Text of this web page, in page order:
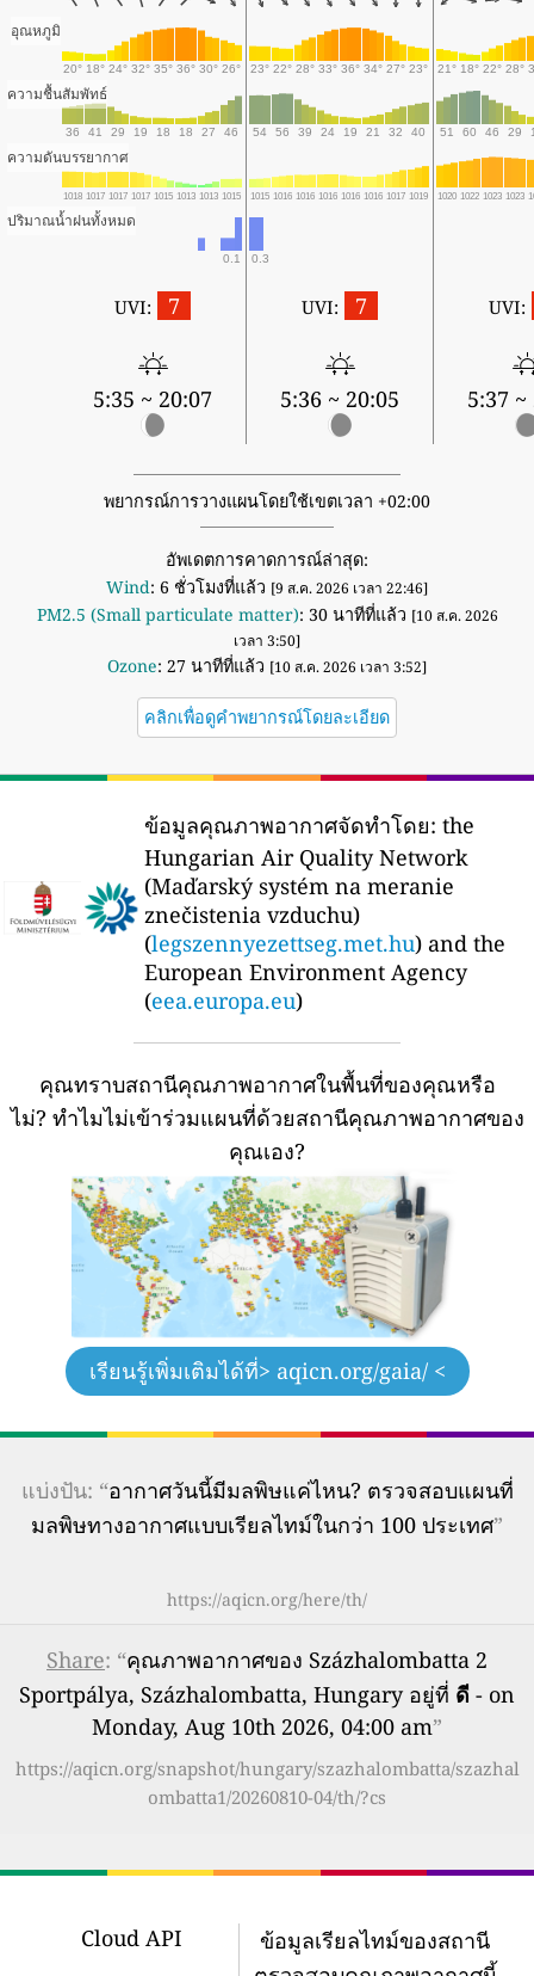
อุณหภูมิ
20° 18° 24° 32° 35° 36° 30° 26° 23° 22° 28° 33° 36° 34° 27° 23° 21° 18° 22° 28°
ความชื้นสัมพัทธ์
36 41 29 19 18 18 27 46 54 56 39 24 19 21 32 40 51 60 46 29
ความดันบรรยากาศ
1018 1017 1017 1017 1015 1013 1013 1015 1015 1016 1016 1016 1016 1016 1017 1019 1020 1022 1023 1023
ปริมาณน้ำฝนทั้งหมด
0.1 0.3
UVI: 7
5:35 ~ 20:07
UVI: 7
5:36 ~ 20:05
UVI:
5:37 ~
พยากรณ์การวางแผนโดยใช้เขตเวลา +02:00
อัพเดตการคาดการณ์ล่าสุด:
Wind: 6 ชั่วโมงที่แล้ว [9 ส.ค. 2026 เวลา 22:46]
PM2.5 (Small particulate matter): 30 นาทีที่แล้ว [10 ส.ค. 2026
เวลา 3:50]
Ozone: 27 นาทีที่แล้ว [10 ส.ค. 2026 เวลา 3:52]
คลิกเพื่อดูคำพยากรณ์โดยละเอียด
ข้อมูลคุณภาพอากาศจัดทำโดย: the
Hungarian Air Quality Network
(Maďarský systém na meranie
znečistenia vzduchu)
(legszennyezettseg.met.hu) and the
European Environment Agency
(eea.europa.eu)
คุณทราบสถานีคุณภาพอากาศในพื้นที่ของคุณหรือ
ไม่? ทำไมไม่เข้าร่วมแผนที่ด้วยสถานีคุณภาพอากาศของ
คุณเอง?
เรียนรู้เพิ่มเติมได้ที่> aqicn.org/gaia/ <
แบ่งปัน: “อากาศวันนี้มีมลพิษแค่ไหน? ตรวจสอบแผนที่
มลพิษทางอากาศแบบเรียลไทม์ในกว่า 100 ประเทศ”
https://aqicn.org/here/th/
Share: “คุณภาพอากาศของ Százhalombatta 2
Sportpálya, Százhalombatta, Hungary อยู่ที่ ดี - on
Monday, Aug 10th 2026, 04:00 am”
https://aqicn.org/snapshot/hungary/szazhalombatta/szazhal
ombatta1/20260810-04/th/?cs
Cloud API
ข้อมูลเรียลไทม์ของสถานี